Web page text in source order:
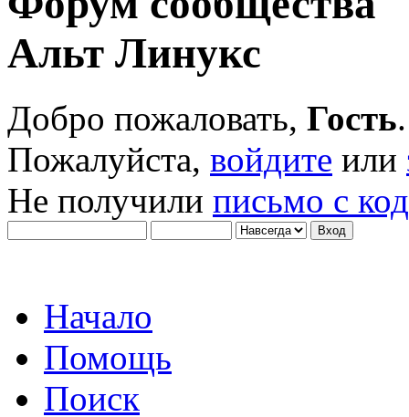
Альт Линукс
Добро пожаловать, Гость.
Пожалуйста, войдите или
Не получили письмо с
Начало
Помощь
Поиск